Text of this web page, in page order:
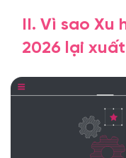
II. Vì sao Xu
2026 lại